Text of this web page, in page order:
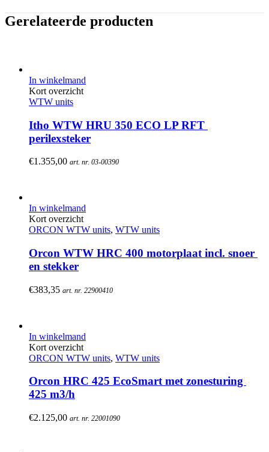
Gerelateerde producten
In winkelmand
Kort overzicht
WTW units
Itho WTW HRU 350 ECO LP RFT
perilexsteker
€1.355,00 art. nr. 03-00390
In winkelmand
Kort overzicht
ORCON WTW units, WTW units
Orcon WTW HRC 400 motorplaat incl. snoer
en stekker
€383,35 art. nr. 22900410
In winkelmand
Kort overzicht
ORCON WTW units, WTW units
Orcon HRC 425 EcoSmart met zonesturing
425 m3/h
€2.125,00 art. nr. 22001090